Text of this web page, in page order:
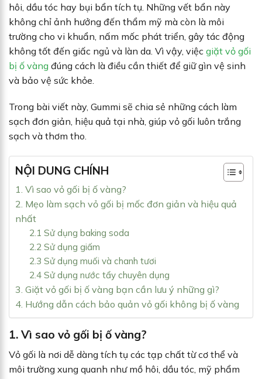
hôi, dầu tóc hay bụi bẩn tích tụ. Những vết bẩn này
không chỉ ảnh hưởng đến thẩm mỹ mà còn là môi
trường cho vi khuẩn, nấm mốc phát triển, gây tác động
không tốt đến giấc ngủ và làn da. Vì vậy, việc giặt vỏ gối
bị ố vàng đúng cách là điều cần thiết để giữ gìn vệ sinh
và bảo vệ sức khỏe.
Trong bài viết này, Gummi sẽ chia sẻ những cách làm
sạch đơn giản, hiệu quả tại nhà, giúp vỏ gối luôn trắng
sạch và thơm tho.
NỘI DUNG CHÍNH
1. Vì sao vỏ gối bị ố vàng?
2. Mẹo làm sạch vỏ gối bị mốc đơn giản và hiệu quả
nhất
2.1 Sử dụng baking soda
2.2 Sử dụng giấm
2.3 Sử dụng muối và chanh tươi
2.4 Sử dụng nước tẩy chuyên dụng
3. Giặt vỏ gối bị ố vàng bạn cần lưu ý những gì?
4. Hướng dẫn cách bảo quản vỏ gối không bị ố vàng
1. Vì sao vỏ gối bị ố vàng?
Vỏ gối là nơi dễ dàng tích tụ các tạp chất từ cơ thể và
môi trường xung quanh như mồ hôi, dầu tóc, mỹ phẩm